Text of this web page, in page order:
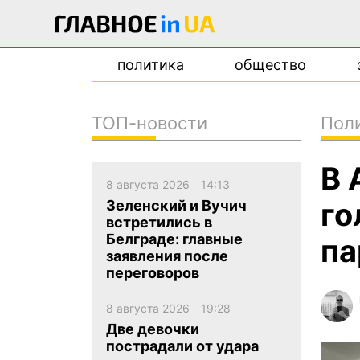
политика общество
В
ТОП-новости
8 августа 2026 14:13
Зеленский и Вучич
встретились в
Белграде: главные
заявления после
переговоров
8 августа 2026 19:28
Две девочки
пострадали от удара